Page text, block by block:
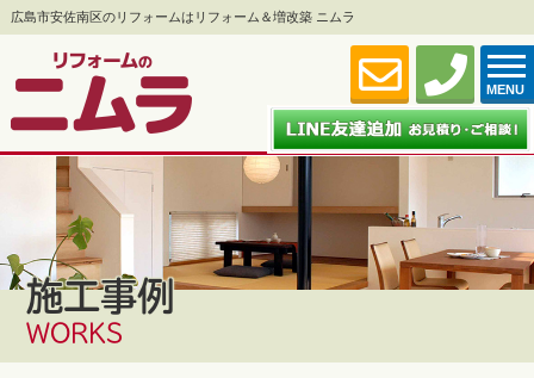
広島市安佐南区のリフォームはリフォーム＆増改築 ニムラ
MENU
施工事例
WORKS